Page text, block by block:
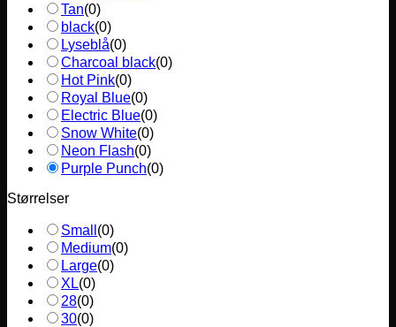
Tan(0)
black(0)
Lyseblå(0)
Charcoal black(0)
Hot Pink(0)
Royal Blue(0)
Electric Blue(0)
Snow White(0)
Neon Flash(0)
Purple Punch(0)
Størrelser
Small (0)
Medium(0)
Large(0)
XL(0)
28(0)
30(0)